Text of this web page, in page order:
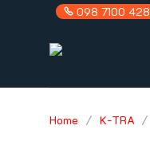
098 7100 428
Home / K-TRA /